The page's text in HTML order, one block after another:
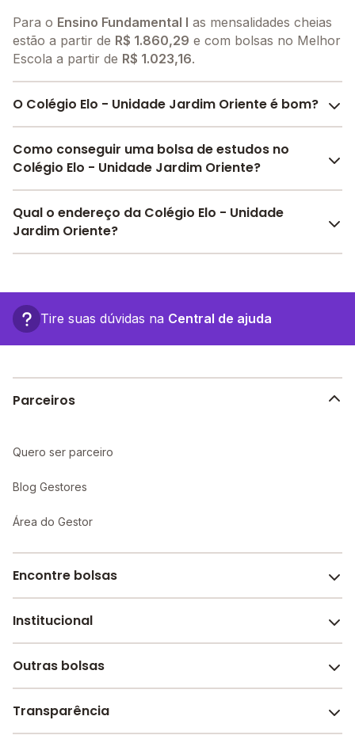
Para o Ensino Fundamental I as mensalidades cheias
estão a partir de R$ 1.860,29 e com bolsas no Melhor
Escola a partir de R$ 1.023,16.
O Colégio Elo - Unidade Jardim Oriente é bom?
O Colégio Elo - Unidade Jardim Oriente é bem
avaliado por pais, alunos e funcionários da escola,
A escola recebeu avaliação de5.0 emparticipação
da comunidade,
desenvolvimento socioemocionale5.0em
Confira aquias avaliações feitas por alunos, pais e
funcionários da escola.
Como conseguir uma bolsa de estudos no
Colégio Elo - Unidade Jardim Oriente?
O Melhor Escola oferece descontos para o Colégio
Elo - Unidade Jardim Oriente a partir de
Qual o endereço da Colégio Elo - Unidade
Jardim Oriente?
Andorra, 500 - São José dos Campos - SP.
Tire suas dúvidas na Central de ajuda
Parceiros
Quero ser parceiro
Blog Gestores
Área do Gestor
Encontre bolsas
Melhores escolas de São Paulo
Escolas por cidade e bairro
Institucional
Sobre o Melhor Escola
Revista Melhor Escola
Outras bolsas
Faculdades e universidades
Transparência